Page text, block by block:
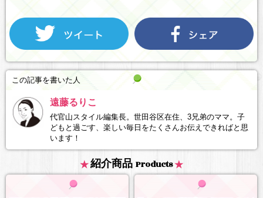
この記事を書いた人
遠藤るりこ
代官山スタイル編集長。世田谷区在住、3兄弟のママ。子
どもと過ごす、楽しい毎日をたくさんお伝えできればと思
います！
紹介商品 Products